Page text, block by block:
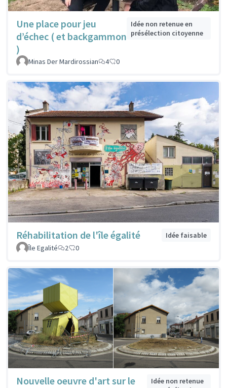
Une place pour jeu
d’échec ( et backgammon
)
Idée non retenue en
présélection citoyenne
Minas Der Mardirossian 4 0
Réhabilitation de l'île égalité
Idée faisable
Île Egalité
2 0
Nouvelle oeuvre d'art sur le
Idée non retenue